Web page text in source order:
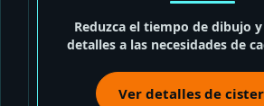
Reduzca el tiempo de dibujo
detalles a las necesidades de
Ver detalles de